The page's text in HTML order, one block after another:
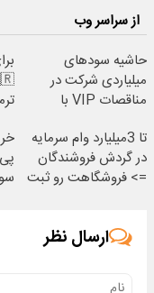
از سراسر وب
حاشیه سودهای
میلیاردی شرکت در
مناقصات VIP با
تا 3میلیارد وام سرمایه
در گردش فروشندگان
=> فروشگاهت رو ثبت
ارسال نظر